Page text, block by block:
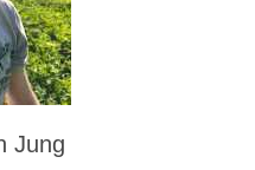
Jung